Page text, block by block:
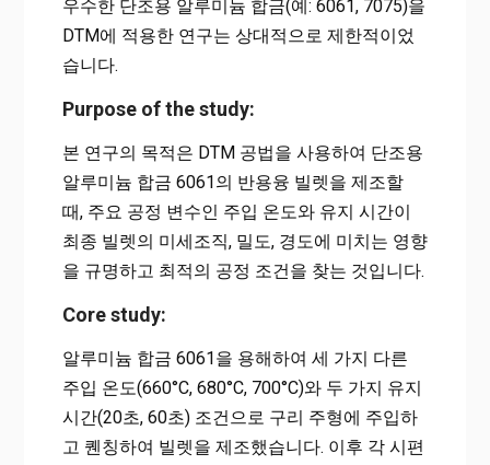
우수한 단조용 알루미늄 합금(예: 6061, 7075)을
DTM에 적용한 연구는 상대적으로 제한적이었
습니다.
Purpose of the study:
본 연구의 목적은 DTM 공법을 사용하여 단조용
알루미늄 합금 6061의 반용융 빌렛을 제조할
때, 주요 공정 변수인 주입 온도와 유지 시간이
최종 빌렛의 미세조직, 밀도, 경도에 미치는 영향
을 규명하고 최적의 공정 조건을 찾는 것입니다.
Core study:
알루미늄 합금 6061을 용해하여 세 가지 다른
주입 온도(660°C, 680°C, 700°C)와 두 가지 유지
시간(20초, 60초) 조건으로 구리 주형에 주입하
고 퀜칭하여 빌렛을 제조했습니다. 이후 각 시편